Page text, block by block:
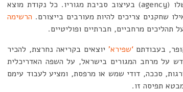
מתייחסת לפעולה של הפרט בביתו וליוזמה שלו (agency) בעיצוב סביבת מגוריו. כל נקודת מוצא
שחקנים צריכים להיות מעורבים בייצורם. הרשימה
מרחביים, חברתיים ופוליטיים.
בעבודתם ‘שפירא’ יוצאים בקריאה נחרצת, להכיר
על מרחב המגורים בישראל, על השפה האדריכלית
סככה, דודי שמש או מרפסת, ומציע לעבוד עימם
תפיסה זו.